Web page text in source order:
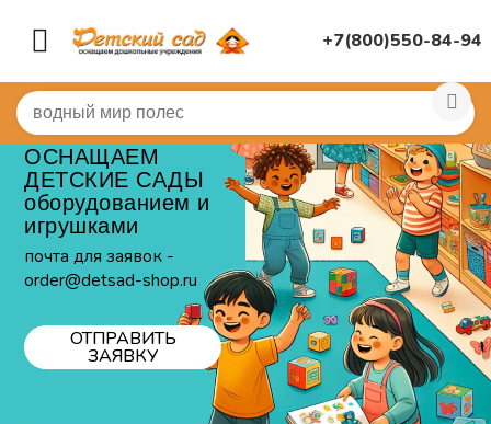
+7(800)550-84-94
ОСНАЩАЕМ
ДЕТСКИЕ САДЫ
оборудованием и
игрушками
почта для заявок -
order@detsad-shop.ru
ОТПРАВИТЬ
ЗАЯВКУ